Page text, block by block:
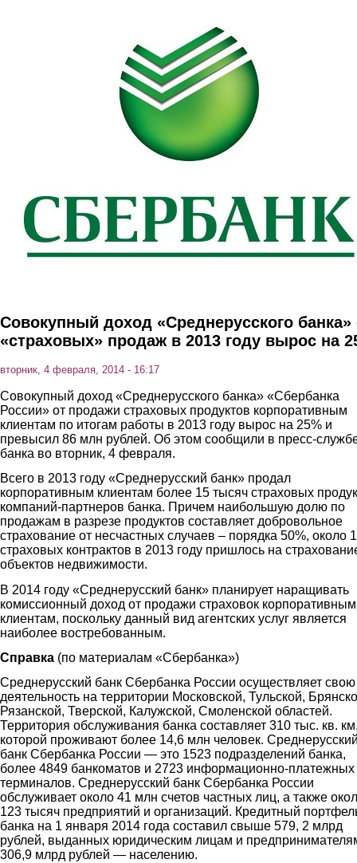
Совокупный доход «Среднерусского банка»
«страховых» продаж в 2013 году вырос на
вторник, 4 февраля, 2014 - 16:17
Совокупный доход «Среднерусского банка» «Сбербанка
России» от продажи страховых продуктов корпоративным
клиентам по итогам работы в 2013 году вырос на 25% и
превысил 86 млн рублей. Об этом сообщили в пресс-
банка во вторник, 4 февраля.
Всего в 2013 году «Среднерусский банк» продал
корпоративным клиентам более 15 тысяч страховых
компаний-партнеров банка. Причем наибольшую долю по
продажам в разрезе продуктов составляет добровольное
страхование от несчастных случаев – порядка 50%, около
страховых контрактов в 2013 году пришлось на
объектов недвижимости.
В 2014 году «Среднерусский банк» планирует наращивать
комиссионный доход от продажи страховок корпоративным
клиентам, поскольку данный вид агентских услуг является
наиболее востребованным.
Справка (по материалам «Сбербанка»)
Среднерусский банк Сбербанка России осуществляет свою
деятельность на территории Московской, Тульской,
Рязанской, Тверской, Калужской, Смоленской областей.
Территория обслуживания банка составляет 310 тыс. кв.
которой проживают более 14,6 млн человек.
банк Сбербанка России — это 1523 подразделений банка,
более 4849 банкоматов и 2723 информационно-платежных
терминалов. Среднерусский банк Сбербанка России
обслуживает около 41 млн счетов частных лиц, а также
123 тысяч предприятий и организаций. Кредитный
банка на 1 января 2014 года составил свыше 579, 2 млрд
рублей, выданных юридическим лицам и
306,9 млрд рублей — населению.